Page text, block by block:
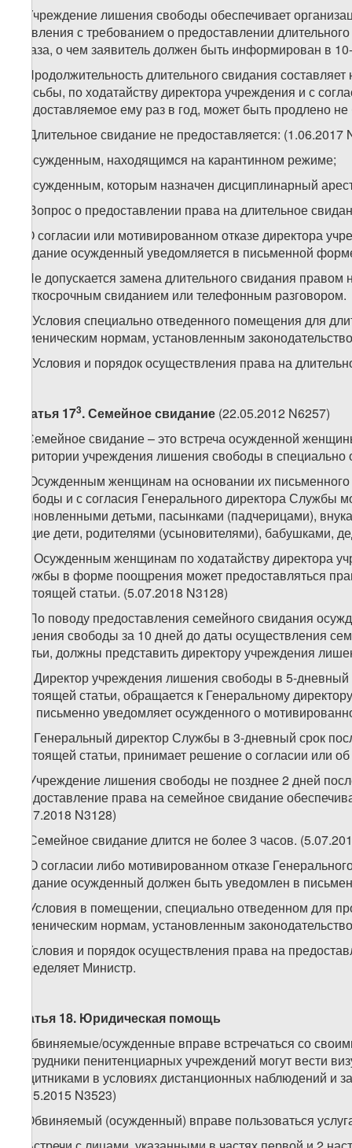
4. Учреждение лишения свободы обеспечивает
заявления с требованием о предоставлении
отказа, о чем заявитель должен быть информирован в
5. Продолжительность длительного свидания
просьбы, по ходатайству директора учреждения и с
предоставляемое ему раз в год, может быть продлено
6. Длительное свидание не предоставляется: (1.06.2017
а) осужденным, находящимся на карантинном режиме;
б) осужденным, которым назначен дисциплинарный
7. Вопрос о предоставлении права на длительное
8. О согласии или мотивированном отказе директора
свидание осужденный уведомляется в письменной
9. Не допускается замена длительного свидания
краткосрочным свиданием или телефонным разговором.
10. Условия специально отведенного помещения для
гигиеническим нормам, установленным
11. Условия и порядок осуществления права на
Статья 173. Семейное свидание (22.05.2012 N6257)
1. Семейное свидание – это встреча осужденной
территории учреждения лишения свободы в
2. Осужденным женщинам на основании их
свободы и с согласия Генерального директора Службы
усыновленными детьми, пасынками (падчерицами),
общие дети, родителями (усыновителями), бабушками,
. Осужденным женщинам по ходатайству директора
Службы в форме поощрения может предоставляться
настоящей статьи. (5.07.2018 N3128)
3. По поводу предоставления семейного свидания
лишения свободы за 10 дней до даты осуществления
статьи, должны представить директору учреждения
. Директор учреждения лишения свободы в 5-
настоящей статьи, обращается к Генеральному
или письменно уведомляет осужденного о
. Генеральный директор Службы в 3-дневный срок
настоящей статьи, принимает решение о согласии или
4. Учреждение лишения свободы не позднее 2 дней
предоставление права на семейное свидание
(5.07.2018 N3128)
5. Семейное свидание длится не более 3 часов.
6. О согласии либо мотивированном отказе
свидание осужденный должен быть уведомлен в
7. Условия в помещении, специально отведенном для
гигиеническим нормам, установленным
8. Условия и порядок осуществления права на
определяет Министр.
Статья 18. Юридическая помощь
1.Обвиняемые/осужденные вправе встречаться со
Сотрудники пенитенциарных учреждений могут вести
защитниками в условиях дистанционных наблюдений и
(1.05.2015 N3523)
2. Обвиняемый (осужденный) вправе пользоваться